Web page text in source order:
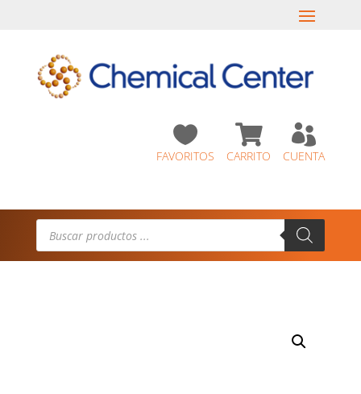

CUENTA

CARRITO

FAVORITOS
Búsqueda
productos